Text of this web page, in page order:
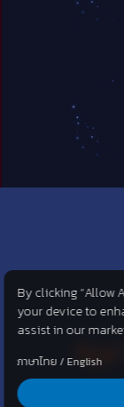
©2007 KOG
By clicking “Allow
your device to
assist in our
ภาษาไทย / English